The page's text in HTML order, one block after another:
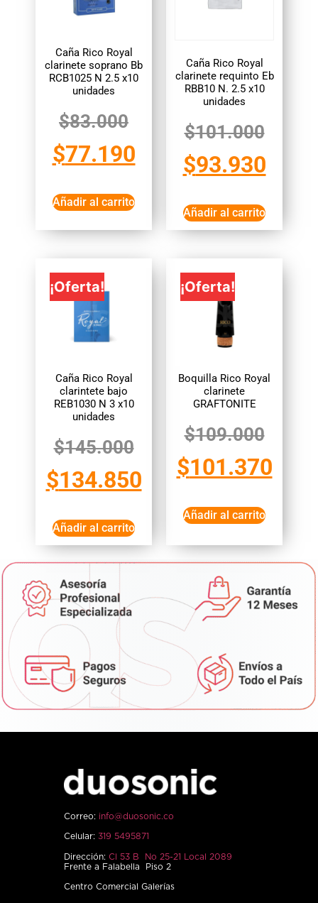
Caña Rico Royal
clarinete soprano Bb
RCB1025 N 2.5 x10
unidades
$83.000
$77.190
Añadir al carrito
Caña Rico Royal
clarinete requinto Eb
RBB10 N. 2.5 x10
unidades
$101.000
$93.930
Añadir al carrito
¡Oferta!
Caña Rico Royal
clarintete bajo
REB1030 N 3 x10
unidades
$145.000
$134.850
Añadir al carrito
¡Oferta!
Boquilla Rico Royal
clarinete
GRAFTONITE
$109.000
$101.370
Añadir al carrito
Correo: info@duosonic.co
Celular: 319 5495871
Dirección: Cl 53 B No 25-21 Local 2089
Frente a Falabella Piso 2
Centro Comercial Galerías